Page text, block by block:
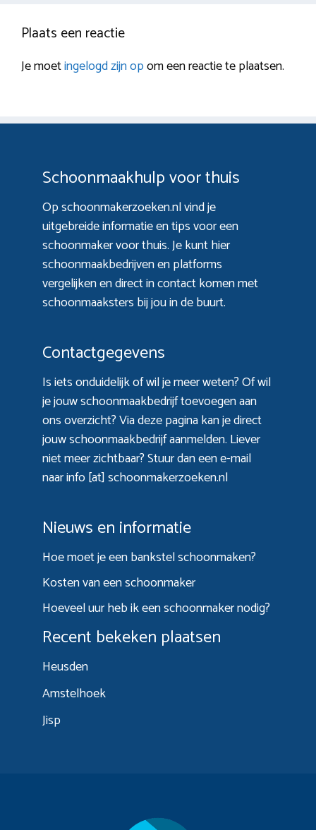
Plaats een reactie
Je moetingelogd zijn opom een reactie te plaatsen.
Schoonmaakhulp voor thuis
Op schoonmakerzoeken.nl vind je
uitgebreide informatie en tips voor een
schoonmaker voor thuis. Je kunt hier
schoonmaakbedrijven en platforms
vergelijken en direct in contact komen met
schoonmaaksters bij jou in de buurt.
Contactgegevens
Is iets onduidelijk of wil je meer weten? Of wil
je jouw schoonmaakbedrijf toevoegen aan
ons overzicht? Viadeze paginakan je direct
jouw schoonmaakbedrijf aanmelden. Liever
niet meer zichtbaar? Stuur dan een e-mail
naar info [at] schoonmakerzoeken.nl
Nieuws en informatie
Hoe moet je een bankstel schoonmaken?
Kosten van een schoonmaker
Hoeveel uur heb ik een schoonmaker nodig?
Recent bekeken plaatsen
Heusden
Amstelhoek
Jisp